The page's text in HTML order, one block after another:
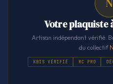
Votre plaquiste
Artisan indépendant vérifié.
du collectif
KBIS VÉRIFIÉ RC PRO